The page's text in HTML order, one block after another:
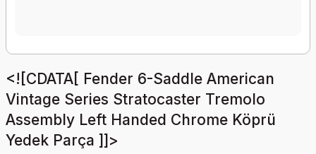
<![CDATA[ Fender 6-Saddle American
Vintage Series Stratocaster Tremolo
Assembly Left Handed Chrome Köprü
Yedek Parça ]]>